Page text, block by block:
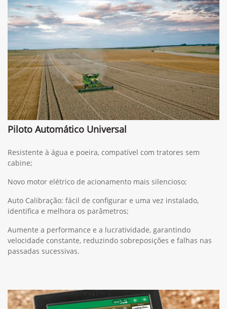
Piloto Automático Universal
Resistente à água e poeira, compatível com tratores sem
cabine;
Novo motor elétrico de acionamento mais silencioso;
Auto Calibração: fácil de configurar e uma vez instalado,
identifica e melhora os parâmetros;
Aumente a performance e a lucratividade, garantindo
velocidade constante, reduzindo sobreposições e falhas nas
passadas sucessivas.